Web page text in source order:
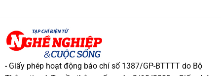
- Giấy phép hoạt động báo chí số 1387/GP-BTTTT do Bộ